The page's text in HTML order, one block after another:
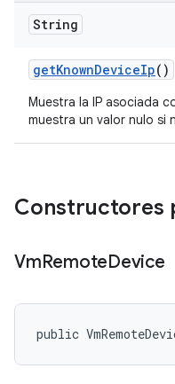
String
getKnownDeviceIp()
Muestra la IP asociada
muestra un valor nulo si
Constructores
VmRemoteDevice
public